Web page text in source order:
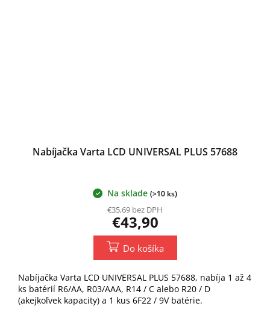
Nabíjačka Varta LCD UNIVERSAL PLUS 57688
Na sklade (>10 ks)
€35,69 bez DPH
€43,90
Do košíka
Nabíjačka Varta LCD UNIVERSAL PLUS 57688, nabíja 1 až 4
ks batérií R6/AA, R03/AAA, R14 / C alebo R20 / D
(akejkoľvek kapacity) a 1 kus 6F22 / 9V batérie.